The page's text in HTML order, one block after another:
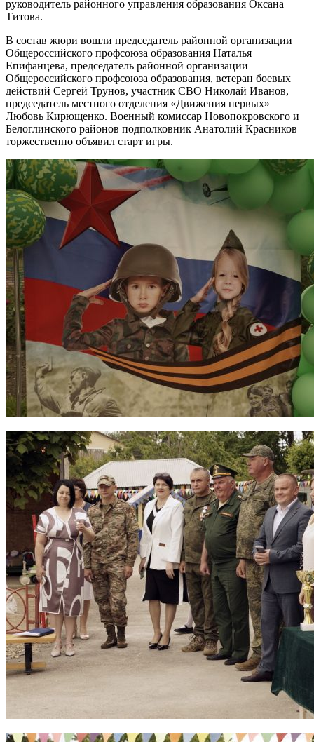
руководитель районного управления образования Оксана
Титова.
В состав жюри вошли председатель районной организации
Общероссийского профсоюза образования Наталья
Епифанцева, председатель районной организации
Общероссийского профсоюза образования, ветеран боевых
действий Сергей Трунов, участник СВО Николай Иванов,
председатель местного отделения «Движения первых»
Любовь Кирющенко. Военный комиссар Новопокровского и
Белоглинского районов подполковник Анатолий Красников
торжественно объявил старт игры.